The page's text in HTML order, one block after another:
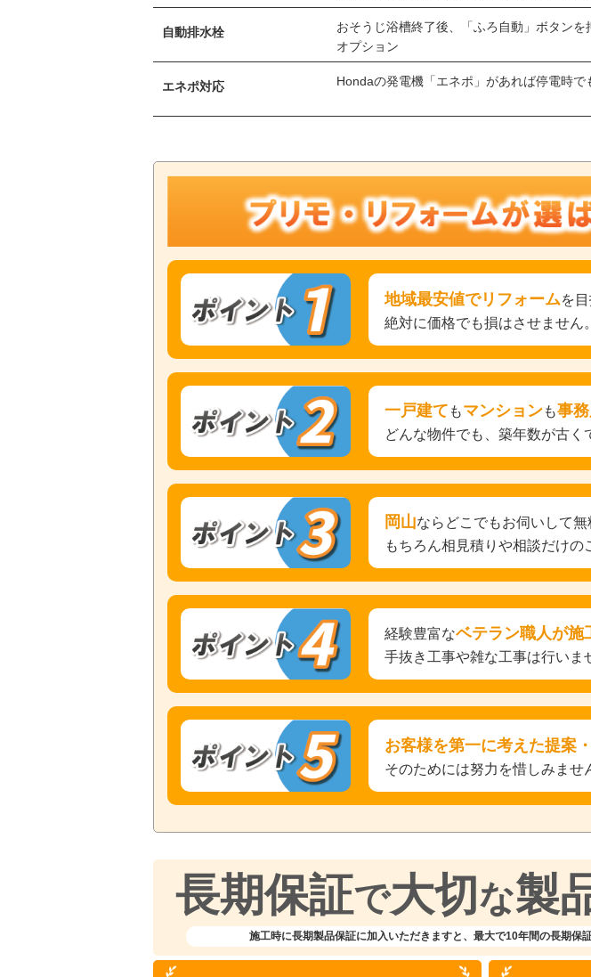
自動排水栓
おそうじ浴槽終了後、「ふろ自動」ボタン
オプション
エネポ対応 Hondaの発電機「エネポ」があれば停電時
地域最安値でリフォームを
絶対に価格でも損はさせません。
一戸建て もマンションも事
どんな物件でも、築年数が古く
岡山ならどこでもお伺いして無
もちろん相見積りや相談だけの
経験豊富なベテラン職人が施
手抜き工事や雑な工事は行いま
お客様を第一に考えた提案
そのためには努力を惜しみませ
長期保証で大切 な製
施工時に長期製品保証に加入いただきますと、 最大で10年間の長期保